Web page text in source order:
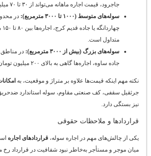
جاجرود، قیمت اجاره ماهانه می‌تواند از ۳۰ تا ۷۰ میلیون تومان متغیر باشد.
سوله‌های متوسط (۱۰۰۰ تا ۳۰۰۰ مترمربع):در
متداول است.
سوله‌های بزرگ (بیش از۳۰۰۰ مترمربع):در مناطق
جاده ساوه، اجاره‌ها گاهی به بالای ۲۰۰ میلیون تومان در ماه می‌رسد.
نکته مهم اینکه قیمت‌ها علاوه بر متراژ و موقعیت، بهامکانات
جرثقیل سقفی، کف صنعتی مقاوم، سوله استاندارد ضدحریق
نیز بستگی دارد.
قراردادها و ملاحظات حقوقی
یکی از چالش‌های مهم در اجاره سوله،قراردادهای اجارهاست.
میان موجر و مستأجر به‌خاطر نبود شفافیت در قرارداد رخ